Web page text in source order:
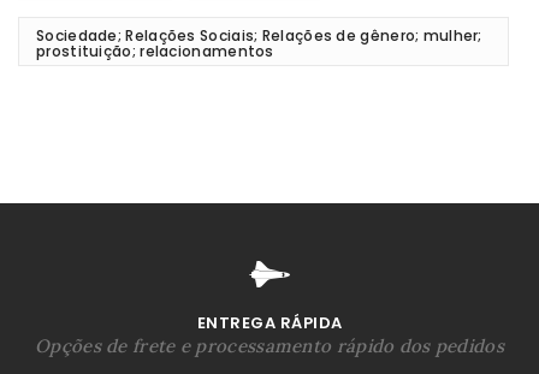
Sociedade; Relações Sociais; Relações de gênero; mulher;
prostituição; relacionamentos
ENTREGA RÁPIDA
Opções de frete e processamento rápido dos pedidos